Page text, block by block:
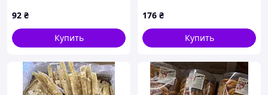
92 ₴
Купить
176 ₴
Купить